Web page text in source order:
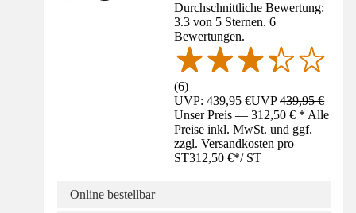
Durchschnittliche Bewertung:
3.3 von 5 Sternen. 6
Bewertungen.
(6)
UVP: 439,95 €UVP439,95 €
Unser Preis — 312,50 € * Alle
Preise inkl. MwSt. und ggf.
zzgl. Versandkosten pro
ST312,50 €*/ ST
Online bestellbar